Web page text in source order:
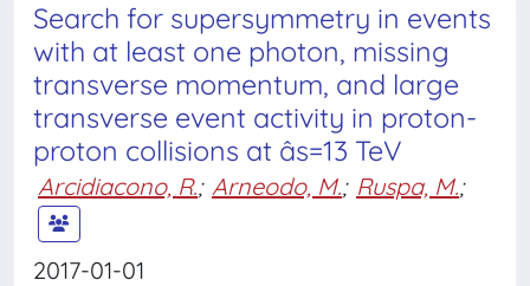
Search for supersymmetry in events
with at least one photon, missing
transverse momentum, and large
transverse event activity in proton-
proton collisions at âs=13 TeV
Arcidiacono, R.; Arneodo, M.; Ruspa, M.;
2017-01-01